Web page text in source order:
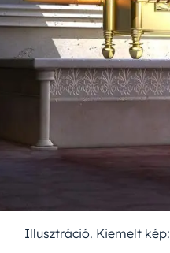
Illusztráció. Kiemelt kép: